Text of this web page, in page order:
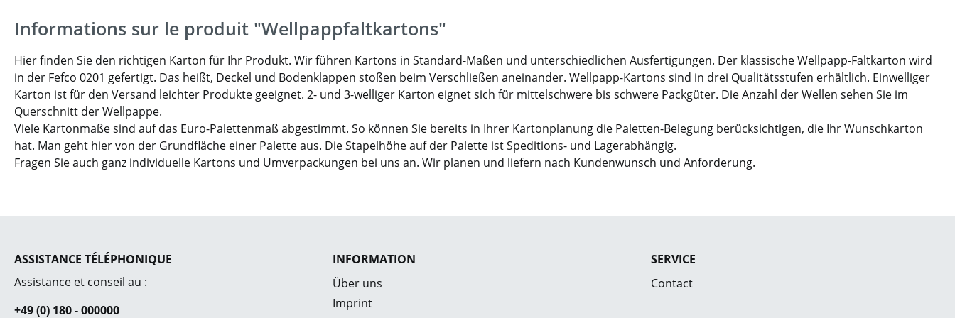
Informations sur le produit "Wellpappfaltkartons"
Hier finden Sie den richtigen Karton für Ihr Produkt. Wir führen Kartons in Standard-Maßen und unterschiedlichen Ausfertigungen. Der klassische Wellpapp-Faltkarton wird
in der Fefco 0201 gefertigt. Das heißt, Deckel und Bodenklappen stoßen beim Verschließen aneinander. Wellpapp-Kartons sind in drei Qualitätsstufen erhältlich. Einwelliger
Karton ist für den Versand leichter Produkte geeignet. 2- und 3-welliger Karton eignet sich für mittelschwere bis schwere Packgüter. Die Anzahl der Wellen sehen Sie im
Querschnitt der Wellpappe.
Viele Kartonmaße sind auf das Euro-Palettenmaß abgestimmt. So können Sie bereits in Ihrer Kartonplanung die Paletten-Belegung berücksichtigen, die Ihr Wunschkarton
hat. Man geht hier von der Grundfläche einer Palette aus. Die Stapelhöhe auf der Palette ist Speditions- und Lagerabhängig.
Fragen Sie auch ganz individuelle Kartons und Umverpackungen bei uns an. Wir planen und liefern nach Kundenwunsch und Anforderung.
ASSISTANCE TÉLÉPHONIQUE
Assistance et conseil au :
+49 (0) 180 - 000000
INFORMATION
Über uns
Imprint
SERVICE
Contact